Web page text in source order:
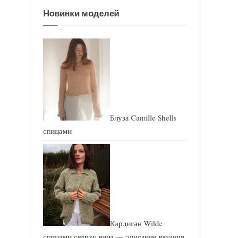
а
ь
:
Новинки моделей
Блуза Camille Shells
спицами
Кардиган Wilde